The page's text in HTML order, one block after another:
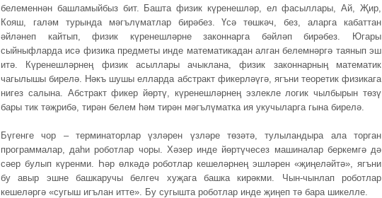
белеменнән башламыйбыз бит. Башта физик күренешләр, ел фасыллары, Ай, Җир,
Кояш, галәм турында мәгълүматлар бирәбез. Үсә төшкәч, без, аларга кабаттан
әйләнеп кайтып, физик күренешләрне законнарга бәйләп бирәбез. Югары
сыйныфларда исә физика предметы инде математикадан алган белемнәргә таянып эш
итә. Күренешләрнең физик асыллары ачыклана, физик законнарның математик
чагылышы бирелә. Нәкъ шушы елларда абстракт фикерләүгә, ягъни теоретик физикага
нигез салына. Абстракт фикер йөртү, күренешләрнең эзлекле логик чылбырын төзү
бары тик тәҗрибә, тирән белем һәм тирән мәгълүматка ия укучыларга гына бирелә.
Бүгенге чор – терминаторлар үзләрен үзләре төзәтә, тулыландыра ала торган
программалар, даһи роботлар чоры. Хәзер инде йөртүчесез машиналар беркемгә дә
сәер булып күренми. Һәр өлкәдә роботлар кешеләрнең эшләрен «җиңеләйтә», ягъни
бу авыр эшне башкаручы белгеч хуҗага башка кирәкми. Чын-чынлап роботлар
кешеләргә «сугыш игълан итте». Бу сугышта роботлар инде җиңеп тә бара шикелле.